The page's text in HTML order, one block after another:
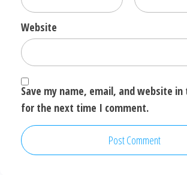
Website
Save my name, email, and website
for the next time I comment.